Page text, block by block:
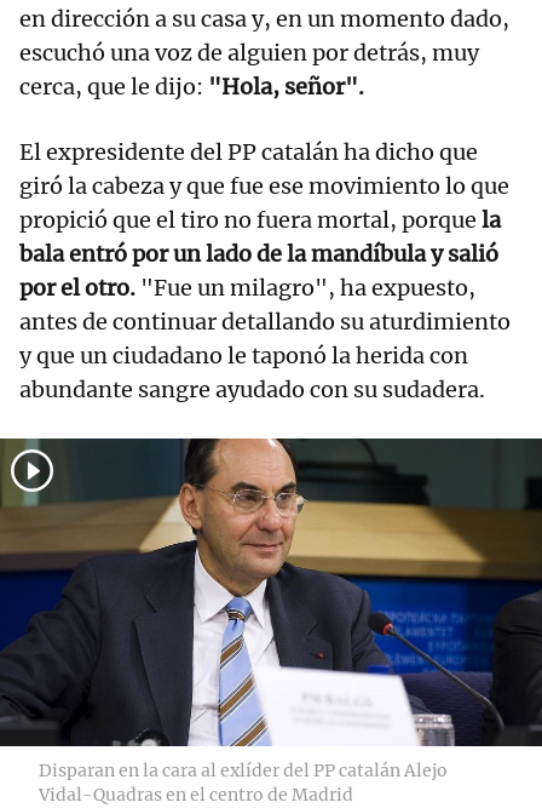
en dirección a su casa y, en un momento dado,
escuchó una voz de alguien por detrás, muy
cerca, que le dijo: "Hola, señor".
El expresidente del PP catalán ha dicho que
giró la cabeza y que fue ese movimiento lo que
propició que el tiro no fuera mortal, porque la
bala entró por un lado de la mandíbula y salió
por el otro. "Fue un milagro", ha expuesto,
antes de continuar detallando su aturdimiento
y que un ciudadano le taponó la herida con
abundante sangre ayudado con su sudadera.
Disparan en la cara al exlíder del PP catalán Alejo
Vidal-Quadras en el centro de Madrid